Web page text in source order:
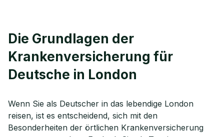
Die Grundlagen der
Krankenversicherung für
Deutsche in London
Wenn Sie als Deutscher in das lebendige London
reisen, ist es entscheidend, sich mit den
Besonderheiten der örtlichen Krankenversicherung